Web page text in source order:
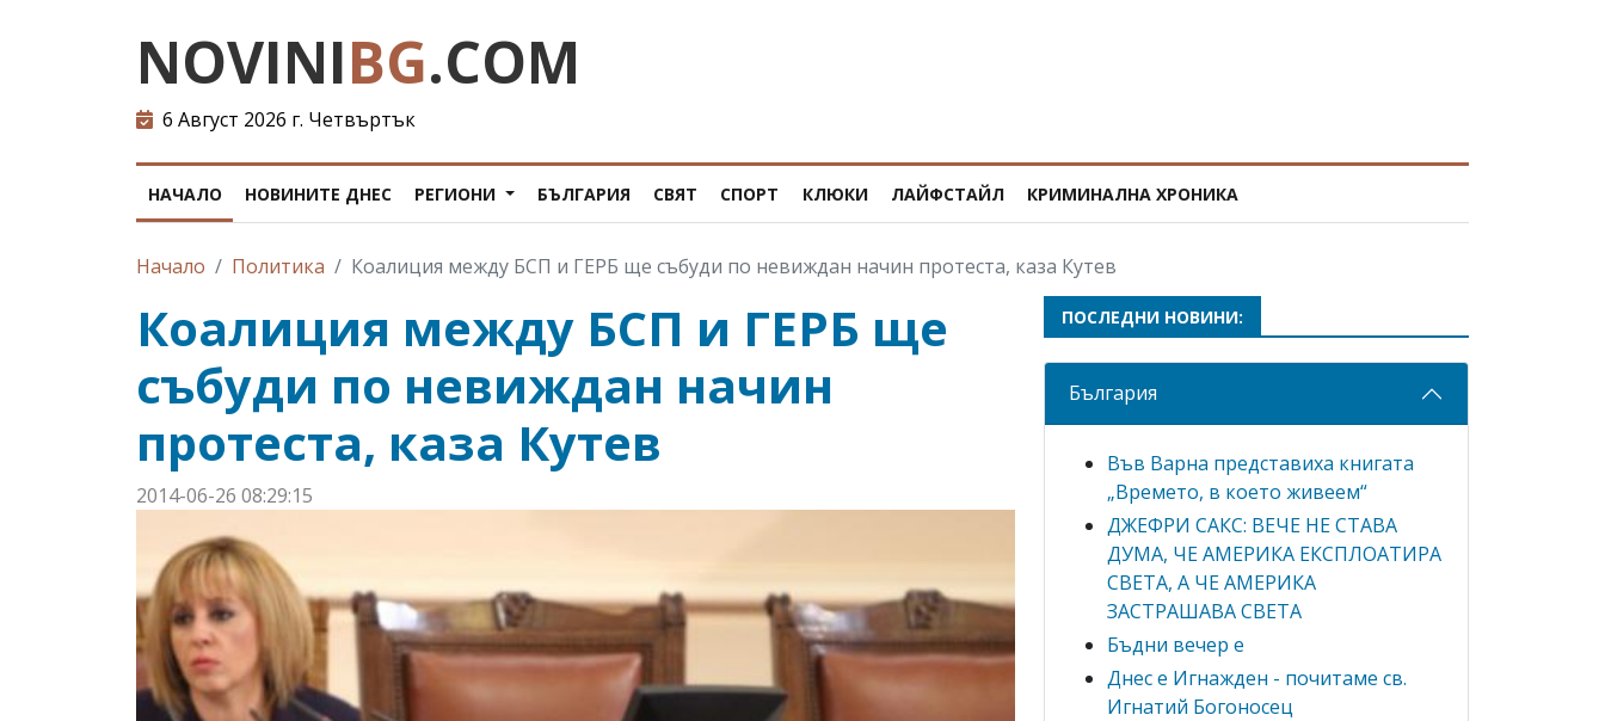
NOVINIBG.COM
6 Август 2026 г. Четвъртък
НАЧАЛО НОВИНИТЕ ДНЕС РЕГИОНИ БЪЛГАРИЯ СВЯТ СПОРТ КЛЮКИ ЛАЙФСТАЙЛ КРИМИНАЛНА ХРОНИКА
Начало Политика Коалиция между БСП и ГЕРБ ще събуди по невиждан начин протеста, каза Кутев
Коалиция между БСП и ГЕРБ ще
събуди по невиждан начин
протеста, каза Кутев
2014-06-26 08:29:15
ПОСЛЕДНИ НОВИНИ:
България
Във Варна представиха книгата
„Времето, в което живеем“
ДЖЕФРИ САКС: ВЕЧЕ НЕ СТАВА
ДУМА, ЧЕ АМЕРИКА ЕКСПЛОАТИРА
СВЕТА, А ЧЕ АМЕРИКА
ЗАСТРАШАВА СВЕТА
Бъдни вечер е
Днес е Игнажден - почитаме св.
Игнатий Богоносец